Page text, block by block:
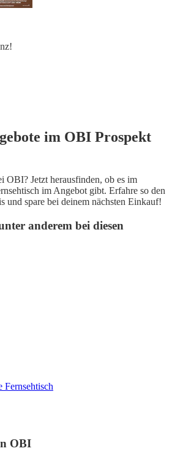
im OBI Prospekt
OBI? Jetzt herausfinden, ob es im
im Angebot gibt. Erfahre so den
und spare bei deinem nächsten Einkauf!
anderem bei diesen
Fernsehtisch
OBI